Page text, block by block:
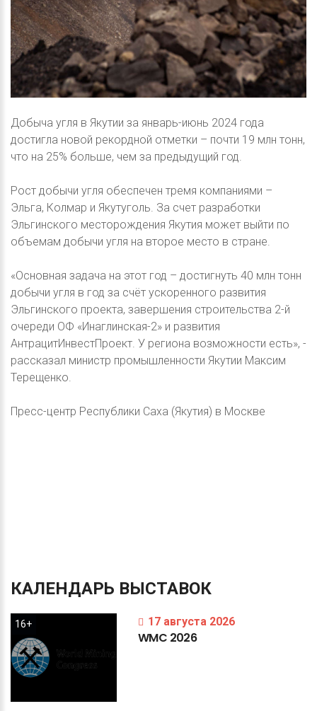
Добыча угля в Якутии за январь-июнь 2024 года
достигла новой рекордной отметки – почти 19 млн тонн,
что на 25% больше, чем за предыдущий год.
Рост добычи угля обеспечен тремя компаниями –
Эльга, Колмар и Якутуголь. За счет разработки
Эльгинского месторождения Якутия может выйти по
объемам добычи угля на второе место в стране.
«Основная задача на этот год – достигнуть 40 млн тонн
добычи угля в год за счёт ускоренного развития
Эльгинского проекта, завершения строительства 2-й
очереди ОФ «Инаглинская-2» и развития
АнтрацитИнвестПроект. У региона возможности есть», -
рассказал министр промышленности Якутии Максим
Терещенко.
Пресс-центр Республики Саха (Якутия) в Москве
КАЛЕНДАРЬ ВЫСТАВОК
16+ 17 августа 2026
WMC 2026